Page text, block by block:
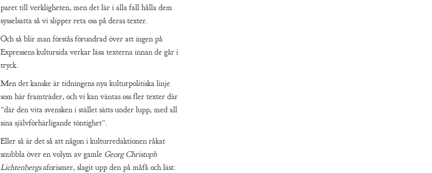
paret till verkligheten, men det lär i alla fall hålla dem
sysselsatta så vi slipper reta oss på deras texter.
Och så blir man förstås förundrad över att ingen på
Expressens kultursida verkar läsa texterna innan de går i
tryck.
Men det kanske är tidningens nya kulturpolitiska linje
som här framträder, och vi kan väntas oss fler texter där
”där den vita svensken i stället sätts under lupp, med all
sina självförhärligande töntighet”.
Eller så är det så att någon i kulturredaktionen råkat
snubbla över en volym av gamle Georg Christoph
Lichtenbergsaforismer, slagit upp den på måfå och läst: